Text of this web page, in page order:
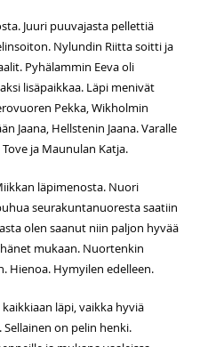
Juuri puuvajasta pellettiä
Nylundin Riitta soitti ja
Pyhälammin Eeva oli
lisäpaikkaa. Läpi menivät
Pekka, Wikholmin
Jaana, Hellstenin Jaana. Varalle
ja Maunulan Katja.
läpimenosta. Nuori
seurakuntanuoresta saatiin
olen saanut niin paljon hyvää
mukaan. Nuortenkin
Hienoa. Hymyilen edelleen.
läpi, vaikka hyviä
on pelin henki.